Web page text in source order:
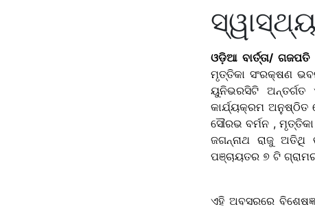
ଓଡ଼ିଆ ବାର୍ତ୍ତା/
ମୃତ୍ତିକା ସଂରକ୍ଷଣ
ୟୁନିଭରସିଟି ଅନ୍ତର୍ଗତ
କାର୍ଯ୍ୟକ୍ରମ ଅନୁଷ୍ଠିତ
ସୌରଭ ବର୍ମନ ,
ଜଗନ୍ନାଥ ରାଜୁ ଅତିଥି
ପଞ୍ଚାୟତର ୭ ଟି
ଏହି ଅବସରରେ